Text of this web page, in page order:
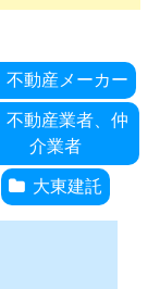
不動産メーカー
不動産業者、仲
介業者
大東建託